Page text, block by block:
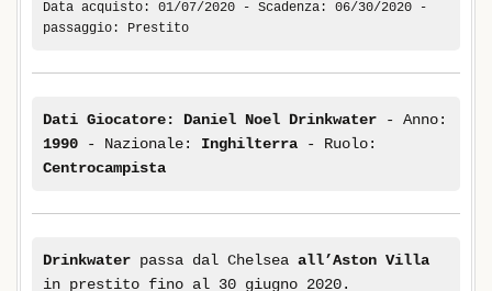
Data acquisto: 01/07/2020 - Scadenza: 06/30/2020 -
passaggio: Prestito
Dati Giocatore: Daniel Noel Drinkwater - Anno:
1990 - Nazionale: Inghilterra - Ruolo:
Centrocampista
Drinkwater passa dal Chelsea all’Aston Villa
in prestito fino al 30 giugno 2020.